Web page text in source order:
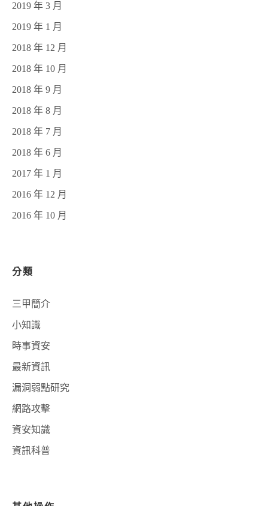
2019 年 3 月
2019 年 1 月
2018 年 12 月
2018 年 10 月
2018 年 9 月
2018 年 8 月
2018 年 7 月
2018 年 6 月
2017 年 1 月
2016 年 12 月
2016 年 10 月
分類
三甲簡介
小知識
時事資安
最新資訊
漏洞弱點研究
網路攻擊
資安知識
資訊科普